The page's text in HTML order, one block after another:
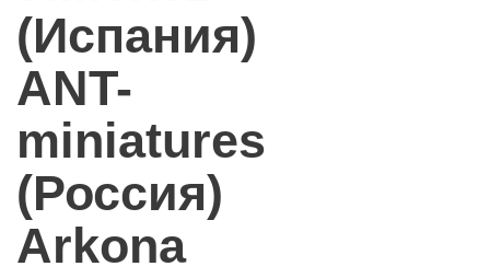
(Испания)
ANT-
miniatures
(Россия)
Arkona